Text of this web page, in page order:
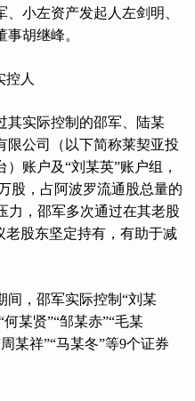
小左资产发起人左剑明、
胡继峰。
人
实际控制的邵军、陆某
限公司（以下简称莱契亚投
账户及“刘某英”账户组，
股，占阿波罗流通股总量的
力，邵军多次通过在其老股
老股东坚定持有，有助于减
，邵军实际控制“刘某
某贤”“邹某赤”“毛某
某祥”“马某冬”等9个证券